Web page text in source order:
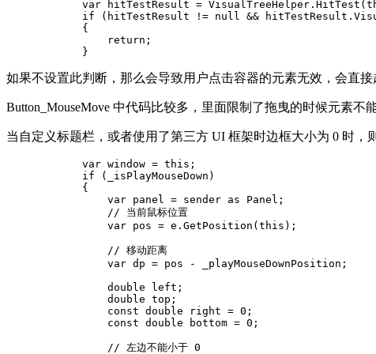
var hitTestResult =
if (hitTestResult != null &&
            {
                return;
            }
如果不设置此判断，那么会导致用户点击容器的元素无效，会直
Button_MouseMove 中代码比较多，里面限制了拖曳的时候元素不
当自定义标题栏，或者使用了第三方 UI 框架时边框大小为 0 时
            var window = this;
            if (_isPlayMouseDown)
            {
                var panel = sender as Panel;
                // 当前鼠标位置
                var pos = e.GetPosition(this);
                // 移动距离
                var dp = pos - _playMouseDownPosition;
                double left;
                double top;
                const double right = 0;
                const double bottom = 0;
                // 左边不能小于 0